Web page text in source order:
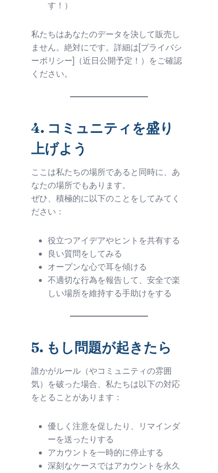
す！）
私たちはあなたのデータを決して販売し
ません。絶対にです。詳細は[プライバシ
ーポリシー]（近日公開予定！）をご確認
ください。
4. コミュニティを盛り
上げよう
ここは私たちの場所であると同時に、あ
なたの場所でもあります。
ぜひ、積極的に以下のことをしてみてく
ださい：
役立つアイデアやヒントを共有する
良い質問をしてみる
オープンな心で耳を傾ける
不適切な行為を報告して、安全で楽
しい場所を維持する手助けをする
5. もし問題が起きたら
誰かがルール（やコミュニティの雰囲
気）を破った場合、私たちは以下の対応
をとることがあります：
優しく注意を促したり、リマインダ
ーを送ったりする
アカウントを一時的に停止する
深刻なケースではアカウントを永久